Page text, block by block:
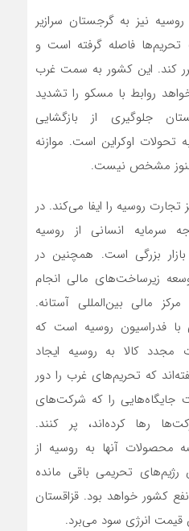
نیز به گرجستان سرازیر
فاصله گرفته است و
کند. این کشور به سمت غرب
روابط با مسکو را تشدید
جلوگیری از بازگشایی
تحولات اوکراین است. موازنه
هنوز مشخص نیست.
روسیه را ایفا‌ می‌کند. در
سرمایه انسانی از روسیه
بزرگی است. همچنین در
زیرساخت‌های مالی انجام
مالی بین‌المللی آستانه.
با فدراسیون روسیه است که
مجدد کالا به روسیه ایجاد‌
که تحریم‌های غرب را دور
جایگاه‌هایی را که شرکت‌های
رها کرده‌اند، پر کنند.
محصولات آنها به روسیه از
تحریمی باقی مانده
کشور خواهد بود. قزاقستان
قیمت انرژی سود‌ می‌برد.